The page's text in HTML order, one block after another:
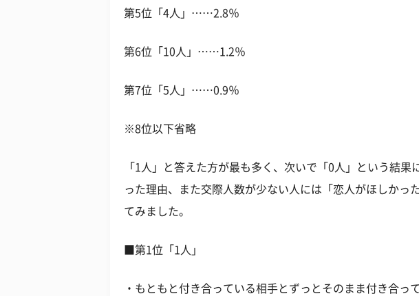
第5位「4人」……2.8％
第6位「10人」……1.2％
第7位「5人」……0.9％
※8位以下省略
「1人」と答えた方が最も多く、次いで「0人」という結
った理由、また交際人数が少ない人には「恋人がほしかっ
てみました。
■第1位「1人」
・もともと付き合っている相手とずっとそのまま付き合っ